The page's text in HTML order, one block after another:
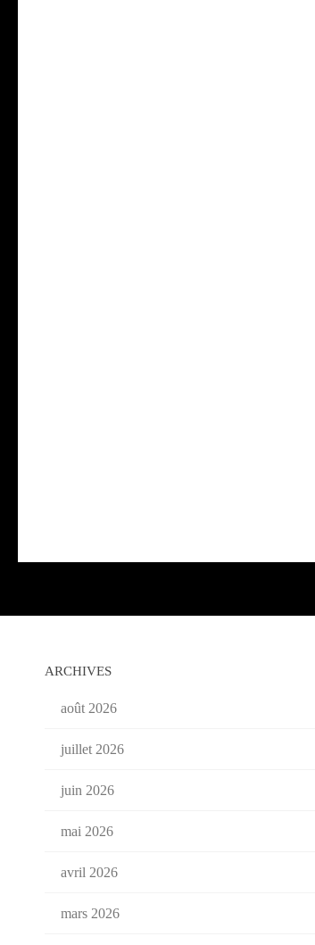
ARCHIVES
août 2026
juillet 2026
juin 2026
mai 2026
avril 2026
mars 2026